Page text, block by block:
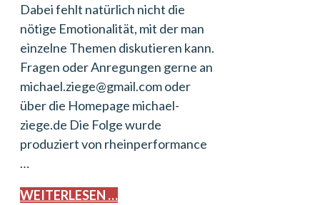
Dabei fehlt natürlich nicht die
nötige Emotionalität, mit der man
einzelne Themen diskutieren kann.
Fragen oder Anregungen gerne an
michael.ziege@gmail.com oder
über die Homepage michael-
ziege.de Die Folge wurde
produziert von rheinperformance
…
WEITERLESEN …